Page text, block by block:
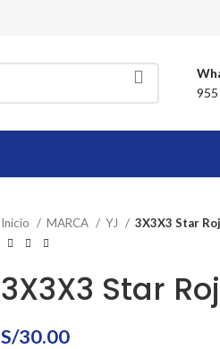
Inicio MARCA YJ 3X3X3 Star
3X3X3 Star
S/30.00